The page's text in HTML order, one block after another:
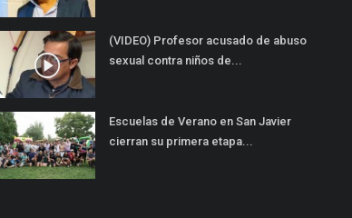
(VIDEO) Profesor acusado de abuso
sexual contra niños de...
Escuelas de Verano en San Javier
cierran su primera etapa...